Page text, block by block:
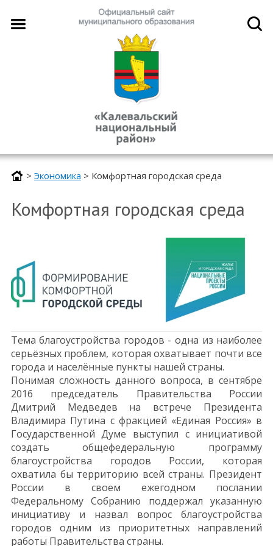
> Экономика > Комфортная городская среда
Комфортная городская среда
Тема благоустройства городов - одна из наиболее
серьёзных проблем, которая охватывает почти все
города и населённые пункты нашей страны.
Понимая сложность данного вопроса, в сентябре
2016 председатель Правительства России
Дмитрий Медведев на встрече Президента
Владимира Путина с фракцией «Единая Россия» в
Государственной Думе выступил с инициативой
создать общефедеральную программу
благоустройства городов России, которая
охватила бы территорию всей страны. Президент
России в своем ежегодном послании
Федеральному Собранию поддержал указанную
инициативу и назвал вопрос благоустройства
городов одним из приоритетных направлений
работы Правительства страны.